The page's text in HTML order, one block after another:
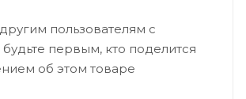
пользователям с
первым, кто поделится
об этом товаре